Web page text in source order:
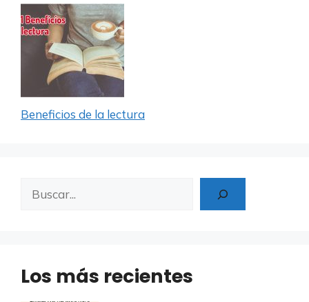
Beneficios de la lectura
Los más recientes